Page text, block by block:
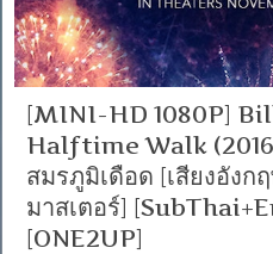
[MINI-HD 1080P]
Halftime Walk
สมรภูมิเดือด [เสียงอังก
มาสเตอร์]
[ONE2UP]